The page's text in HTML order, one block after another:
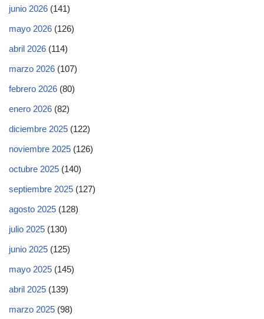
junio 2026 (141)
mayo 2026 (126)
abril 2026 (114)
marzo 2026 (107)
febrero 2026 (80)
enero 2026 (82)
diciembre 2025 (122)
noviembre 2025 (126)
octubre 2025 (140)
septiembre 2025 (127)
agosto 2025 (128)
julio 2025 (130)
junio 2025 (125)
mayo 2025 (145)
abril 2025 (139)
marzo 2025 (98)